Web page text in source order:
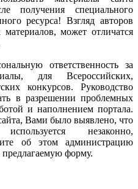
получения специального
ресурса! Взгляд авторов
может отличатся
ответственность за
для Всероссийских,
конкурсов. Руководство
в разрешении проблемных
и наполнением портала.
Вами было выявлено, что
незаконно,
об этом администрацию
предлагаемую форму.